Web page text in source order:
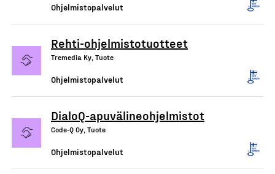
Ohjelmistopalvelut
Rehti-ohjelmistotuotteet
Tremedia Ky, Tuote
Ohjelmistopalvelut
DialoQ-apuvälineohjelmistot
Code-Q Oy, Tuote
Ohjelmistopalvelut